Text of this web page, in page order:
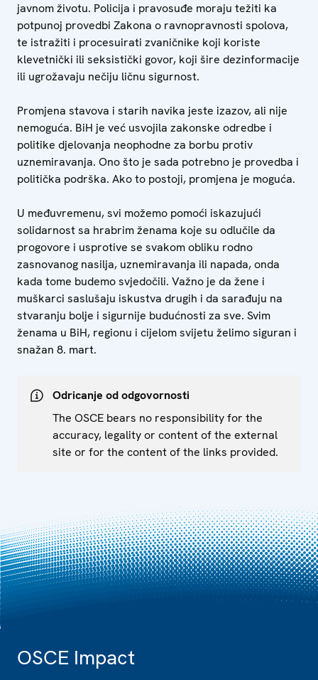
javnom životu. Policija i pravosuđe moraju težiti ka
potpunoj provedbi Zakona o ravnopravnosti spolova,
te istražiti i procesuirati zvaničnike koji koriste
klevetnički ili seksistički govor, koji šire dezinformacije
ili ugrožavaju nečiju ličnu sigurnost.
Promjena stavova i starih navika jeste izazov, ali nije
nemoguća. BiH je već usvojila zakonske odredbe i
politike djelovanja neophodne za borbu protiv
uznemiravanja. Ono što je sada potrebno je provedba i
politička podrška. Ako to postoji, promjena je moguća.
U međuvremenu, svi možemo pomoći iskazujući
solidarnost sa hrabrim ženama koje su odlučile da
progovore i usprotive se svakom obliku rodno
zasnovanog nasilja, uznemiravanja ili napada, onda
kada tome budemo svjedočili. Važno je da žene i
muškarci saslušaju iskustva drugih i da sarađuju na
stvaranju bolje i sigurnije budućnosti za sve. Svim
ženama u BiH, regionu i cijelom svijetu želimo siguran i
snažan 8. mart.
Odricanje od odgovornosti
The OSCE bears no responsibility for the
accuracy, legality or content of the external
site or for the content of the links provided.
OSCE Impact